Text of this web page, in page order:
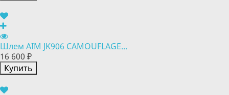
Шлем AIM JK906 CAMOUFLAGE...
16 600 ₽
Купить